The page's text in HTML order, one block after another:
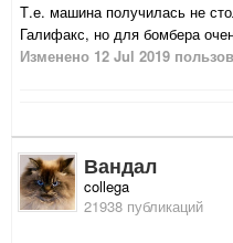
Т.е. машина получилась не
Галифакс, но для бомбера
Изменено 12 Jul 2019
Вандал
collega
21938 публикаций